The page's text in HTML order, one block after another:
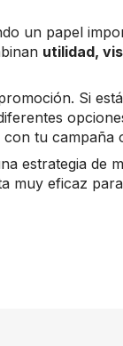
un papel
utilidad,
Si
tu campaña
estrategia de
muy eficaz